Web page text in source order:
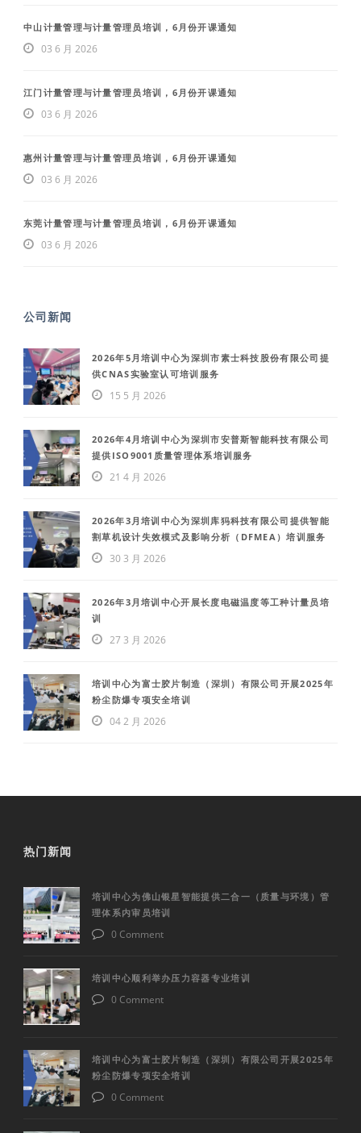
中山计量管理与计量管理员培训，6月份开课通知
03 6 月 2026
江门计量管理与计量管理员培训，6月份开课通知
03 6 月 2026
惠州计量管理与计量管理员培训，6月份开课通知
03 6 月 2026
东莞计量管理与计量管理员培训，6月份开课通知
03 6 月 2026
公司新闻
2026年5月培训中心为深圳市素士科技股份有限公司提
供CNAS实验室认可培训服务
15 5 月 2026
2026年4月培训中心为深圳市安普斯智能科技有限公司
提供ISO9001质量管理体系培训服务
21 4 月 2026
2026年3月培训中心为深圳库犸科技有限公司提供智能
割草机设计失效模式及影响分析（DFMEA）培训服务
30 3 月 2026
2026年3月培训中心开展长度电磁温度等工种计量员培
训
27 3 月 2026
培训中心为富士胶片制造（深圳）有限公司开展2025年
粉尘防爆专项安全培训
04 2 月 2026
热门新闻
培训中心为佛山银星智能提供二合一（质量与环境）管
理体系内审员培训
0 Comment
培训中心顺利举办压力容器专业培训
0 Comment
培训中心为富士胶片制造（深圳）有限公司开展2025年
粉尘防爆专项安全培训
0 Comment